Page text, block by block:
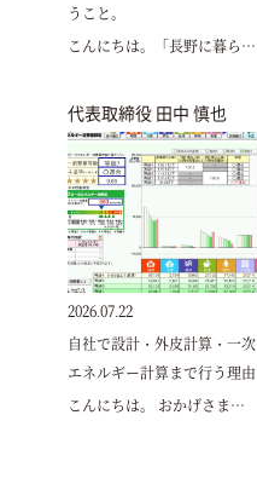
うこと。
こんにちは。「長野に暮ら…
代表取締役 田中 慎也
2026.07.22
自社で設計・外皮計算・一次
エネルギー計算まで行う理由
こんにちは。 おかげさま…